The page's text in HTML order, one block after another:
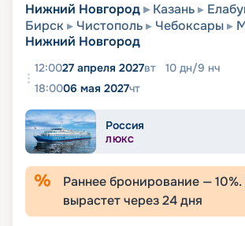
Нижний Новгород Казань
Бирск
Чистополь Чебоксары
Нижний Новгород
12:0027 апреля 2027вт 10 дн/9 нч
18:0006 мая 2027чт
Россия
ЛЮКС
Раннее бронирование —10
вырастет через24дня